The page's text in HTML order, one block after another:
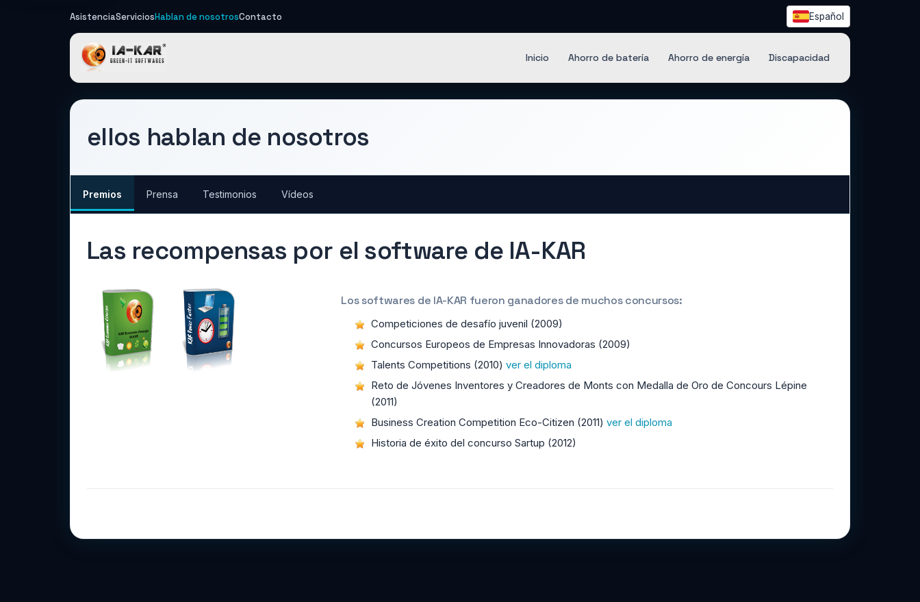
AsistenciaServiciosHablan de nosotrosContacto Español
Inicio Ahorro de batería Ahorro de energía Discapacidad
ellos hablan de nosotros
Premios Prensa Testimonios Vídeos
Las recompensas por el software de IA-KAR
Los softwares de IA-KAR fueron ganadores de muchos concursos:
Competiciones de desafío juvenil (2009)
Concursos Europeos de Empresas Innovadoras (2009)
Talents Competitions (2010)ver el diploma
Reto de Jóvenes Inventores y Creadores de Monts con Medalla de Oro de Concours Lépine
(2011)
Business Creation Competition Eco-Citizen (2011)ver el diploma
Historia de éxito del concurso Sartup (2012)